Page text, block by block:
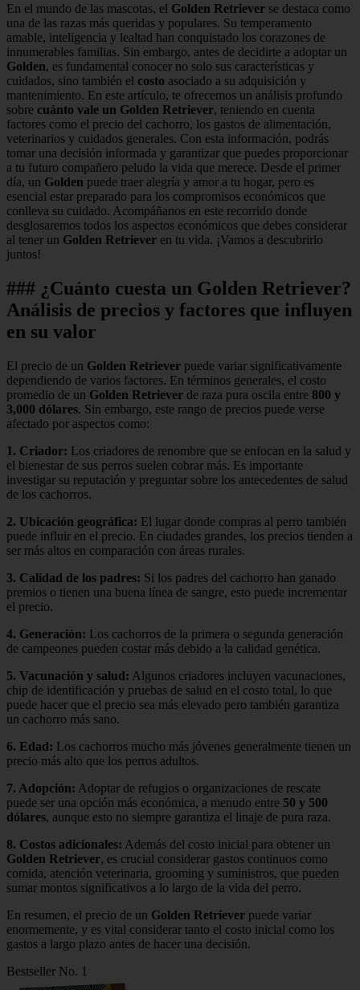
En el mundo de las mascotas, el Golden Retriever se destaca como
una de las razas más queridas y populares. Su temperamento
amable, inteligencia y lealtad han conquistado los corazones de
innumerables familias. Sin embargo, antes de decidirte a adoptar un
Golden, es fundamental conocer no solo sus características y
cuidados, sino también el costo asociado a su adquisición y
mantenimiento. En este artículo, te ofrecemos un análisis profundo
sobre cuánto vale un Golden Retriever, teniendo en cuenta
factores como el precio del cachorro, los gastos de alimentación,
veterinarios y cuidados generales. Con esta información, podrás
tomar una decisión informada y garantizar que puedes proporcionar
a tu futuro compañero peludo la vida que merece. Desde el primer
día, un Golden puede traer alegría y amor a tu hogar, pero es
esencial estar preparado para los compromisos económicos que
conlleva su cuidado. Acompáñanos en este recorrido donde
desglosaremos todos los aspectos económicos que debes considerar
al tener un Golden Retriever en tu vida. ¡Vamos a descubrirlo
juntos!
### ¿Cuánto cuesta un Golden Retriever?
Análisis de precios y factores que influyen
en su valor
El precio de un Golden Retriever puede variar significativamente
dependiendo de varios factores. En términos generales, el costo
promedio de un Golden Retriever de raza pura oscila entre 800 y
3,000 dólares. Sin embargo, este rango de precios puede verse
afectado por aspectos como:
1. Criador: Los criadores de renombre que se enfocan en la salud y
el bienestar de sus perros suelen cobrar más. Es importante
investigar su reputación y preguntar sobre los antecedentes de salud
de los cachorros.
2. Ubicación geográfica: El lugar donde compras al perro también
puede influir en el precio. En ciudades grandes, los precios tienden a
ser más altos en comparación con áreas rurales.
3. Calidad de los padres: Si los padres del cachorro han ganado
premios o tienen una buena línea de sangre, esto puede incrementar
el precio.
4. Generación: Los cachorros de la primera o segunda generación
de campeones pueden costar más debido a la calidad genética.
5. Vacunación y salud: Algunos criadores incluyen vacunaciones,
chip de identificación y pruebas de salud en el costo total, lo que
puede hacer que el precio sea más elevado pero también garantiza
un cachorro más sano.
6. Edad: Los cachorros mucho más jóvenes generalmente tienen un
precio más alto que los perros adultos.
7. Adopción: Adoptar de refugios o organizaciones de rescate
puede ser una opción más económica, a menudo entre 50 y 500
dólares, aunque esto no siempre garantiza el linaje de pura raza.
8. Costos adicionales: Además del costo inicial para obtener un
Golden Retriever, es crucial considerar gastos continuos como
comida, atención veterinaria, grooming y suministros, que pueden
sumar montos significativos a lo largo de la vida del perro.
En resumen, el precio de un Golden Retriever puede variar
enormemente, y es vital considerar tanto el costo inicial como los
gastos a largo plazo antes de hacer una decisión.
Bestseller No. 1